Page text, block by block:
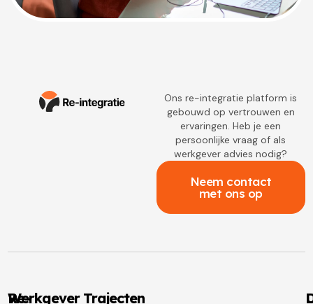
Ons re-integratie platform is
gebouwd op vertrouwen en
ervaringen. Heb je een
persoonlijke vraag of als
werkgever advies nodig?
Neem contact
met ons op
Re-
Werkgever Trajecten